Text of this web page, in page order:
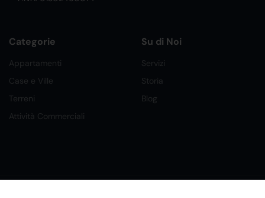
Categorie
Appartamenti
Case e Ville
Terreni
Attività Commerciali
Su di Noi
Servizi
Storia
Blog